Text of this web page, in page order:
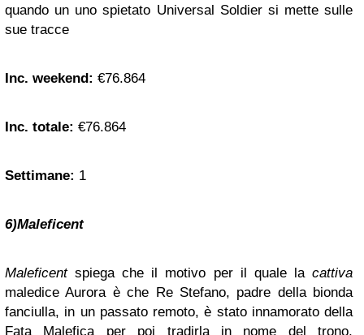
quando un uno spietato Universal Soldier si mette sulle
sue tracce
Inc. weekend: €76.864
Inc. totale: €76.864
Settimane: 1
6)Maleficent
Maleficentspiega che il motivo per il quale lacattiva
maledice Aurora è che Re Stefano, padre della bionda
fanciulla, in un passato remoto, è stato innamorato della
Fata Malefica per poi tradirla in nome del trono,